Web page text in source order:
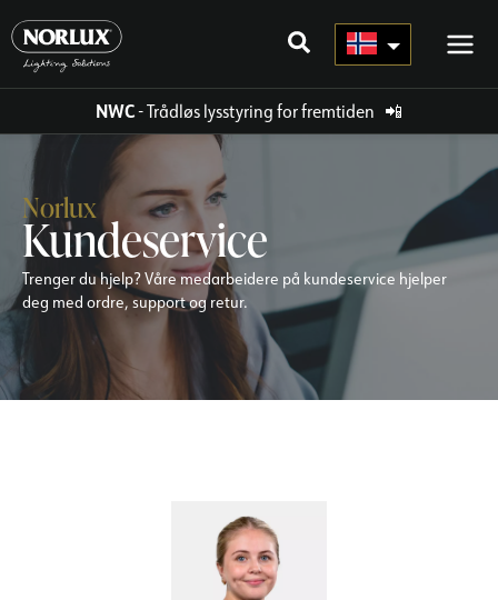
rett
innholdet
NWC- Trådløs lysstyring for fremtiden 📲
Norlux
Kundeservice
Trenger du hjelp? Våre medarbeidere på kundeservice hjelper
deg med ordre, support og retur.